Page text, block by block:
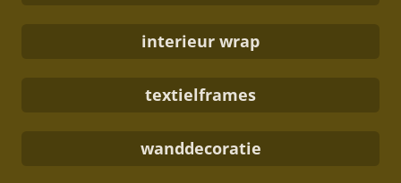
interieur wrap
textielframes
wanddecoratie